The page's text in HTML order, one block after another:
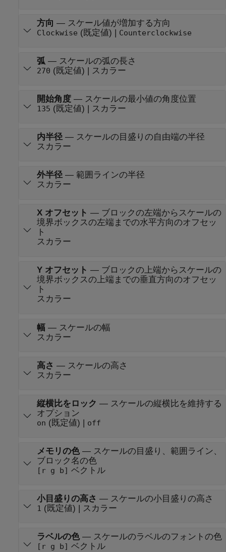
方向 — スケール値が増加する方向
Clockwise (既定値) | Counterclockwise
弧 — スケールの弧の長さ
270 (既定値) | スカラー
開始角度— スケールの最小値の角度位置
135 (既定値) | スカラー
内半径— スケールの目盛りの自由端の半径
スカラー
外半径— 範囲ラインの半径
スカラー
X オフセット — ブロックの左端からスケールの
境界ボックスの左端までの水平方向のオフセッ
ト
スカラー
Y オフセット — ブロックの上端からスケールの
境界ボックスの上端までの垂直方向のオフセッ
ト
スカラー
幅— スケールの幅
スカラー
高さ — スケールの高さ
スカラー
縦横比をロック — スケールの縦横比を維持する
オプション
on (既定値) | off
メモリの色— スケールの目盛り、範囲ライン、
ブロック名の色
[r g b] ベクトル
小目盛りの高さ — スケールの小目盛りの高さ
1 (既定値) | スカラー
ラベルの色— スケールのラベルのフォントの色
[r g b] ベクトル